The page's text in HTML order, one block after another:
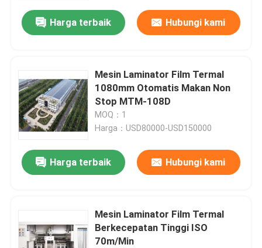
Harga terbaik Hubungi kami
Mesin Laminator Film Termal
1080mm Otomatis Makan Non
Stop MTM-108D
MOQ：1
Harga：USD80000-USD150000
Harga terbaik Hubungi kami
Mesin Laminator Film Termal
Berkecepatan Tinggi ISO
70m/Min